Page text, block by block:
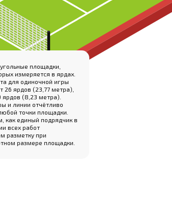
площадки,
измеряется в ярдах.
для одиночной игры
26 ярдов (23,77 метра),
(8,23 метра).
и линии отчётливо
точки площадки.
как единый подрядчик в
всех работ
разметку при
размере площадки.